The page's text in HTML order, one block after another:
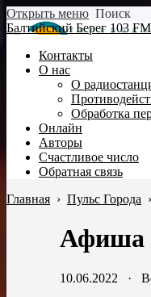
Открыть меню Поиск
Балтийский Берег 103 FM
Контакты
О нас
О
Обработка
Онлайн
Авторы
Счастливое число
Обратная связь
Главная › Пульс Города ›
Афиша
10.06.2022 ·